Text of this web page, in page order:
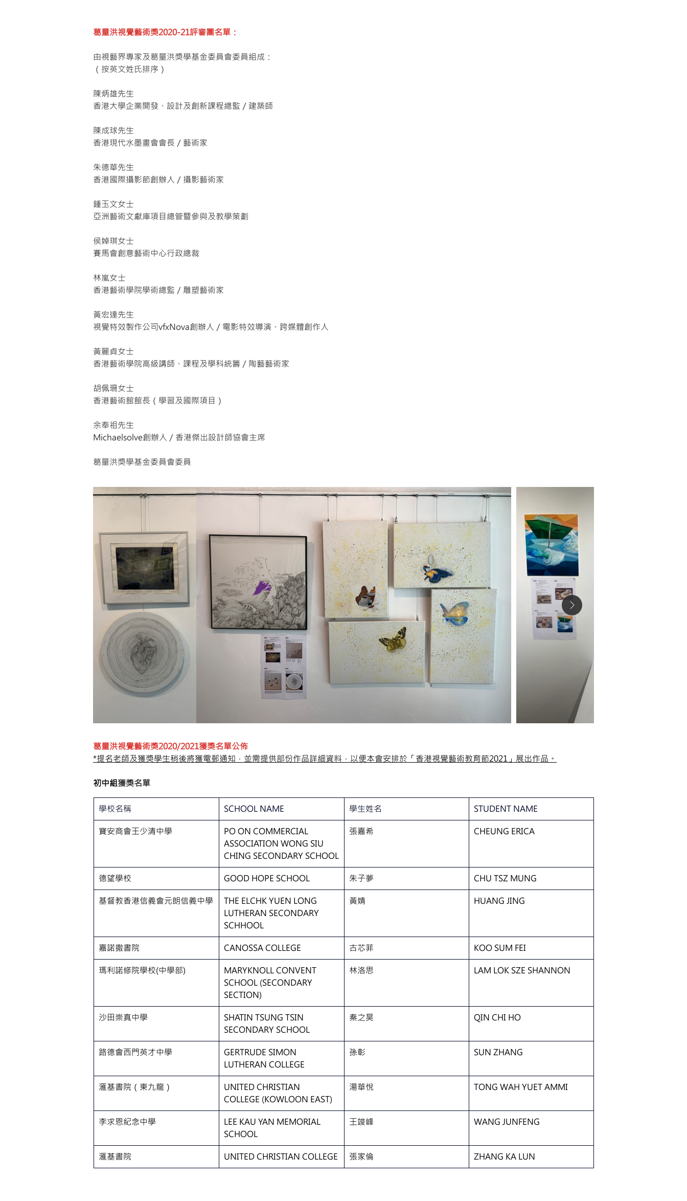
葛量洪視覺藝術獎2020-21評審團名單：
由視藝界專家及葛量洪獎學基金委員會委員組成：
（按英文姓氏排序）
陳炳雄先生
香港大學企業開發、設計及創新課程總監／建築師
陳成球先生
香港現代水墨畫會會長／藝術家
朱德華先生
香港國際攝影節創辦人／攝影藝術家
鍾玉文女士
亞洲藝術文獻庫項目總管暨參與及教學策劃
侯婥琪女士
賽馬會創意藝術中心行政總裁
林嵐女士
香港藝術學院學術總監／雕塑藝術家
黃宏達先生
視覺特效製作公司vfxNova創辦人／電影特效導演、跨媒體創作人
黃麗貞女士
香港藝術學院高級講師、課程及學科統籌／陶藝藝術家
胡佩珊女士
香港藝術館館長（學習及國際項目）
余奉祖先生
Michaelsolve創辦人／香港傑出設計師協會主席
葛量洪獎學基金委員會委員
葛量洪視覺藝術獎2020/2021獲獎名單公佈
*提名老師及獲獎學生稍後將獲電郵通知，並需提供部份作品詳細資料，以便本會安排於「香港視覺藝術教育節2021」展出作品。
初中組獲獎名單
學校名稱 SCHOOL NAME 學生姓名 STUDENT NAME
寶安商會王少清中學
PO ON COMMERCIAL
ASSOCIATION WONG SIU
CHING SECONDARY SCHOOL
張嘉希 CHEUNG ERICA
德望學校 GOOD HOPE SCHOOL 朱子夢 CHU TSZ MUNG
基督教香港信義會元朗信義中學
THE ELCHK YUEN LONG
LUTHERAN SECONDARY
SCHHOOL
黃婧 HUANG JING
嘉諾撒書院 CANOSSA COLLEGE 古芯菲 KOO SUM FEI
瑪利諾修院學校(中學部)
MARYKNOLL CONVENT
SCHOOL (SECONDARY
SECTION)
林洛思 LAM LOK SZE SHANNON
沙田崇真中學
SHATIN TSUNG TSIN
SECONDARY SCHOOL
秦之昊 QIN CHI HO
路德會西門英才中學
GERTRUDE SIMON
LUTHERAN COLLEGE
孫彰 SUN ZHANG
滙基書院（東九龍）
UNITED CHRISTIAN
COLLEGE (KOWLOON EAST)
湯華悅 TONG WAH YUET AMMI
李求恩紀念中學
LEE KAU YAN MEMORIAL
SCHOOL
王竣峰 WANG JUNFENG
滙基書院 UNITED CHRISTIAN COLLEGE 張家倫 ZHANG KA LUN